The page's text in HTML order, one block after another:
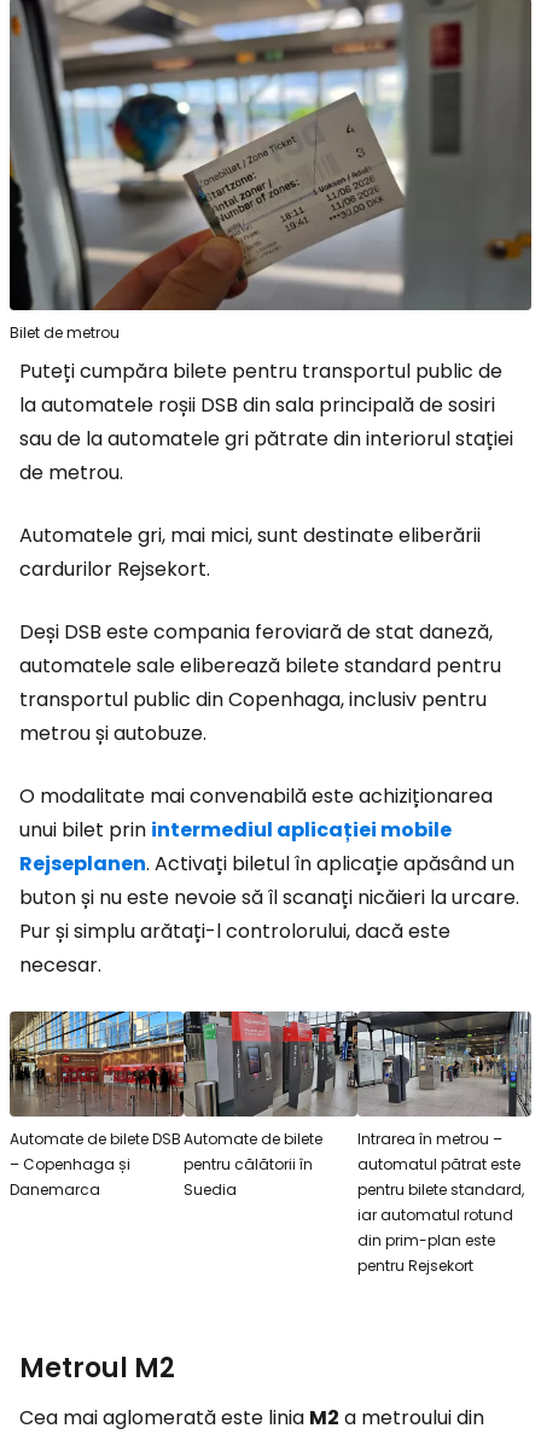
Bilet de metrou
Puteți cumpăra bilete pentru transportul public de
la automatele roșii DSB din sala principală de sosiri
sau de la automatele gri pătrate din interiorul stației
de metrou.
Automatele gri, mai mici, sunt destinate eliberării
cardurilor Rejsekort.
Deși DSB este compania feroviară de stat daneză,
automatele sale eliberează bilete standard pentru
transportul public din Copenhaga, inclusiv pentru
metrou și autobuze.
O modalitate mai convenabilă este achiziționarea
unui bilet prin intermediul aplicației mobile
Rejseplanen. Activați biletul în aplicație apăsând un
buton și nu este nevoie să îl scanați nicăieri la urcare.
Pur și simplu arătați-l controlorului, dacă este
necesar.
Automate de bilete DSB
– Copenhaga și
Danemarca
Automate de bilete
pentru călătorii în
Suedia
Intrarea în metrou –
automatul pătrat este
pentru bilete standard,
iar automatul rotund
din prim-plan este
pentru Rejsekort
Metroul M2
Cea mai aglomerată este linia M2 a metroului din